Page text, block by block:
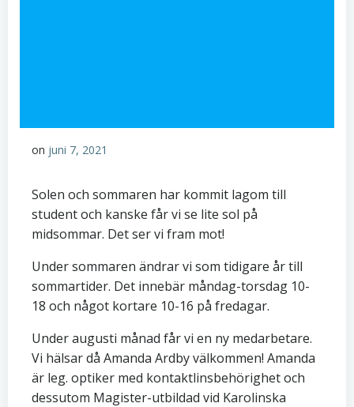
on juni 7, 2021
Solen och sommaren har kommit lagom till
student och kanske får vi se lite sol på
midsommar. Det ser vi fram mot!
Under sommaren ändrar vi som tidigare år till
sommartider. Det innebär måndag-torsdag 10-
18 och något kortare 10-16 på fredagar.
Under augusti månad får vi en ny medarbetare.
Vi hälsar då Amanda Ardby välkommen! Amanda
är leg. optiker med kontaktlinsbehörighet och
dessutom Magister-utbildad vid Karolinska